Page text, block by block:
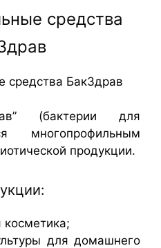
средства
(бактерии для
многопрофильным
продукции.
косметика;
для домашнего